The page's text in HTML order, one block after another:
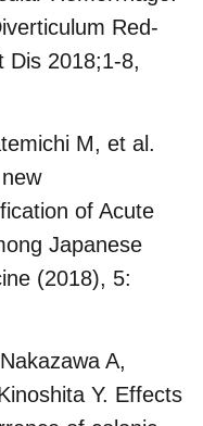
Red-
Dis 2018;1-8,
M, et al.
of Acute
Japanese
(2018), 5:
A,
Y. Effects